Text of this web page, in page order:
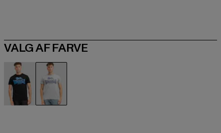
VALG AF FARVE